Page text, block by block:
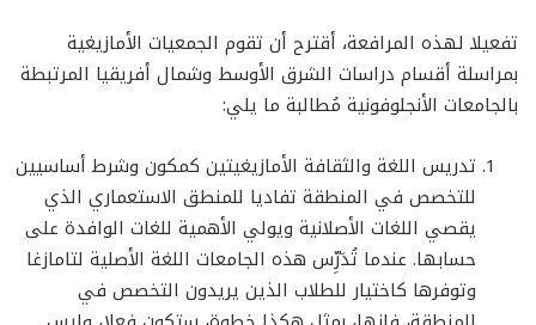
تفعيلا لهذه المرافعة، أقترح أن تقوم الجمعيات الأمازيغية
بمراسلة أقسام دراسات الشرق الأوسط وشمال أفريقيا المرتبطة
بالجامعات الأنجلوفونية مُطالبة ما يلي:
تدريس اللغة والثقافة الأمازيغيتين كمكون وشرط أساسيين
للتخصص في المنطقة تفاديا للمنطق الاستعماري الذي
يقصي اللغات الأصلانية ويولي الأهمية للغات الوافدة على
حسابها. عندما تُدَرِّس هذه الجامعات اللغة الأصلية لتامازغا
وتوفرها كاختيار للطلاب الذين يريدون التخصص في